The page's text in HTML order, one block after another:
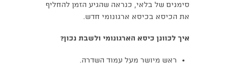
סימנים של בלאי, כנראה שהגיע הזמן להחליף
את הכיסא בכיסא ארגונומי חדש.
איך לכוונן כיסא הארגונומי ולשבת נכון?
ראש מיושר מעל עמוד השדרה.